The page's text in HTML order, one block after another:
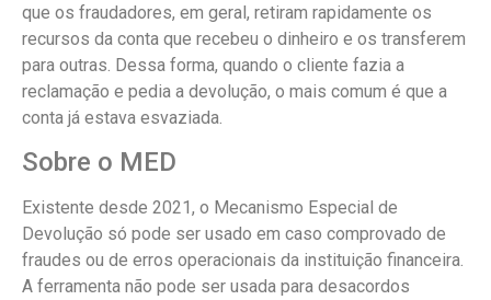
que os fraudadores, em geral, retiram rapidamente os
recursos da conta que recebeu o dinheiro e os transferem
para outras. Dessa forma, quando o cliente fazia a
reclamação e pedia a devolução, o mais comum é que a
conta já estava esvaziada.
Sobre o MED
Existente desde 2021, o Mecanismo Especial de
Devolução só pode ser usado em caso comprovado de
fraudes ou de erros operacionais da instituição financeira.
A ferramenta não pode ser usada para desacordos